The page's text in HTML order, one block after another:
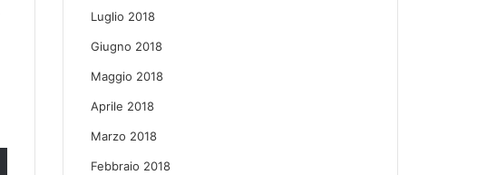
Luglio 2018
Giugno 2018
Maggio 2018
Aprile 2018
Marzo 2018
Febbraio 2018